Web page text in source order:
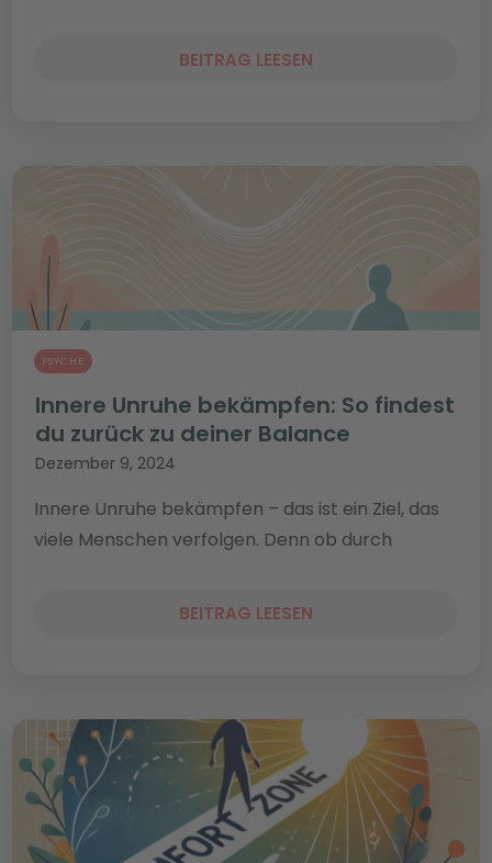
BEITRAG LEESEN
PSYCHE
Innere Unruhe bekämpfen: So findest
du zurück zu deiner Balance
Dezember 9, 2024
Innere Unruhe bekämpfen – das ist ein Ziel, das
viele Menschen verfolgen. Denn ob durch
BEITRAG LEESEN